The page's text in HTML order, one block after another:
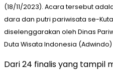
(18/11/2023). Acara tersebut
dara dan putri pariwisata se-
diselenggarakan oleh Dinas
Duta Wisata Indonesia (Adwindo)
Dari 24 finalis yang tampil